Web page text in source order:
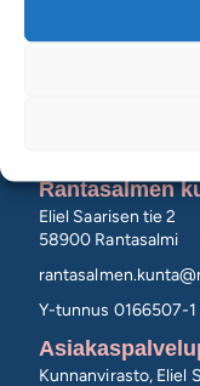
Rantasalmen
Eliel Saarisen tie 2
58900 Rantasalmi
rantasalmen.kunta@
Y-tunnus 0166507-1
Kunnanvirasto, Eliel